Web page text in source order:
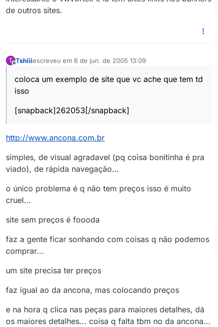
de outros sites.
T Tshiiiescreveu em 6 de jun. de 2005 13:09
última edição por
coloca um exemplo de site que vc ache que tem td
isso
[snapback]262053[/snapback]
http://www.ancona.com.br
simples, de visual agradavel (pq coisa bonitinha é pra
viado), de rápida navegação…
o único problema é q não tem preços isso é muito
cruel...
site sem preços é foooda
faz a gente ficar sonhando com coisas q não podemos
comprar...
um site precisa ter preços
faz igual ao da ancona, mas colocando preços
e na hora q clica nas peças para maiores detalhes, dá
os maiores detalhes... coisa q falta tbm no da ancona...